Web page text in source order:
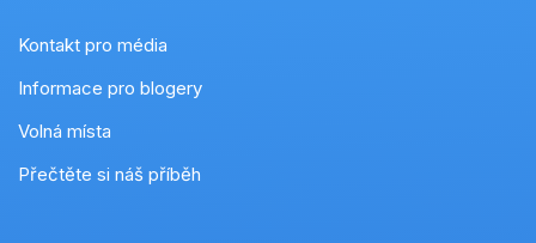
Kontakt pro média
Informace pro blogery
Volná místa
Přečtěte si náš příběh